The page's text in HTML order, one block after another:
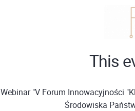
This
Webinar "V Forum Innowacyjności
Środowiska